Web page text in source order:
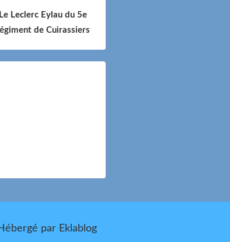
Le Leclerc Eylau du 5e
de Cuirassiers
par Eklablog